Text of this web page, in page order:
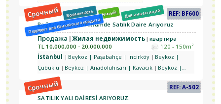
Güzeltepe
Beykoz | Göksu
Beykoz | Anadoluhisarı |
Kavacık
Срочный Возможность Новый Для инвестиций
Подходит для банковского кредита Boğaziçi Geri Görünümde Satılık Daire Arıyoruz
Продажа Жилая недвижимость квартира
REF: BF600
TL 10,000,000 - 20,000,000
120 - 150m²
İstanbul
Beykoz | Paşabahçe | İncirköy
Beykoz |
Çubuklu
Beykoz | Anadoluhisarı | Kavacık
Beykoz |
Göksu
Beykoz | Yeni Mahalle
Göztepe
Üsküdar | Çengelköy
Üsküdar | Beylerbeyi | Burhaniye
Срочный
SATILIK YALI DAİRESİ ARIYORUZ.
REF: A-502